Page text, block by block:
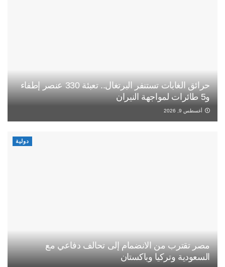
حرائق الغابات تستنفر البرتغال.. تعبئة 330 عنصر إطفاء
و5 طائرات لمواجهة النيران
أغسطس 9, 2026
دولية
مصر تقترب من الانضمام إلى تحالف دفاعي مع
السعودية وتركيا وباكستان